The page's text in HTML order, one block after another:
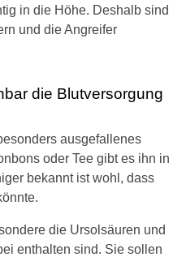
in die Höhe. Deshalb sind
und die Angreifer
die Blutversorgung
ausgefallenes
oder Tee gibt es ihn in
bekannt ist wohl, dass
die Ursolsäuren und
enthalten sind. Sie sollen